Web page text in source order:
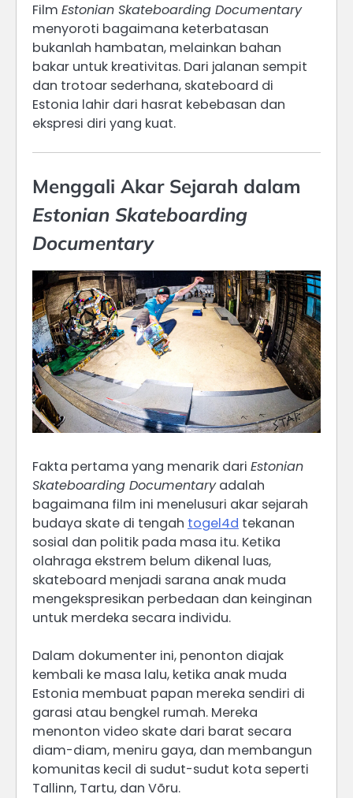
Film Estonian Skateboarding Documentary
menyoroti bagaimana keterbatasan
bukanlah hambatan, melainkan bahan
bakar untuk kreativitas. Dari jalanan sempit
dan trotoar sederhana, skateboard di
Estonia lahir dari hasrat kebebasan dan
ekspresi diri yang kuat.
Menggali Akar Sejarah dalam
Estonian Skateboarding
Documentary
Fakta pertama yang menarik dari Estonian
Skateboarding Documentaryadalah
bagaimana film ini menelusuri akar sejarah
budaya skate di tengah togel4d tekanan
sosial dan politik pada masa itu. Ketika
olahraga ekstrem belum dikenal luas,
skateboard menjadi sarana anak muda
mengekspresikan perbedaan dan keinginan
untuk merdeka secara individu.
Dalam dokumenter ini, penonton diajak
kembali ke masa lalu, ketika anak muda
Estonia membuat papan mereka sendiri di
garasi atau bengkel rumah. Mereka
menonton video skate dari barat secara
diam-diam, meniru gaya, dan membangun
komunitas kecil di sudut-sudut kota seperti
Tallinn, Tartu, dan Võru.